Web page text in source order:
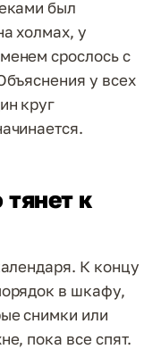
был
холмах, у
срослось с
у всех
круг
к
К концу
в шкафу,
снимки или
пока все спят.